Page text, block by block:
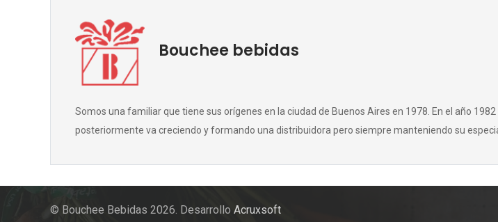
Bouchee bebidas
Somos una familiar que tiene sus orígenes en la ciudad de Buenos Aires en 1978. En el año
posteriormente va creciendo y formando una distribuidora pero siempre manteniendo su
© Bouchee Bebidas 2026. Desarrollo Acruxsoft